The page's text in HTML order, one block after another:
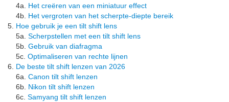
4a. Het creëren van een miniatuur effect
4b. Het vergroten van het scherpte-diepte bereik
5. Hoe gebruik je een tilt shift lens
5a. Scherpstellen met een tilt shift lens
5b. Gebruik van diafragma
5c. Optimaliseren van rechte lijnen
6. De beste tilt shift lenzen van 2026
6a. Canon tilt shift lenzen
6b. Nikon tilt shift lenzen
6c. Samyang tilt shift lenzen